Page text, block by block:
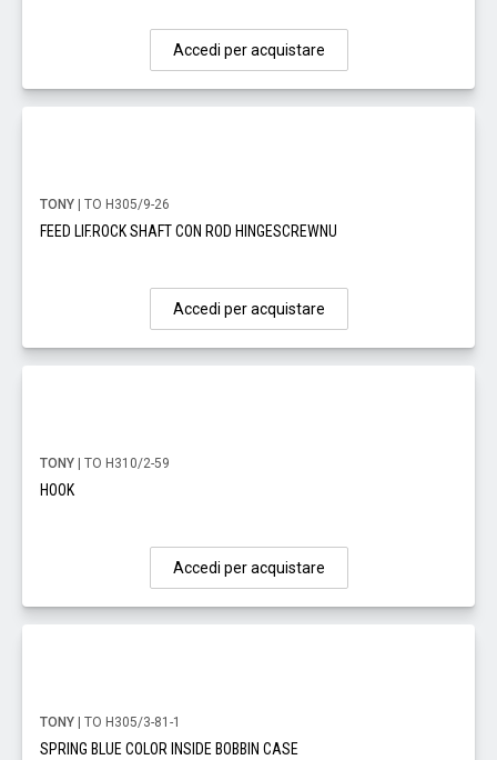
Accedi per acquistare
TONY | TO H305/9-26
FEED LIF.ROCK SHAFT CON ROD HINGESCREWNU
Accedi per acquistare
TONY | TO H310/2-59
HOOK
Accedi per acquistare
TONY | TO H305/3-81-1
SPRING BLUE COLOR INSIDE BOBBIN CASE